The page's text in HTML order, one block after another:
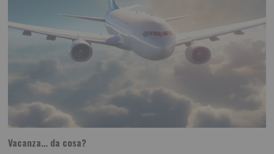
Vacanza… da cosa?